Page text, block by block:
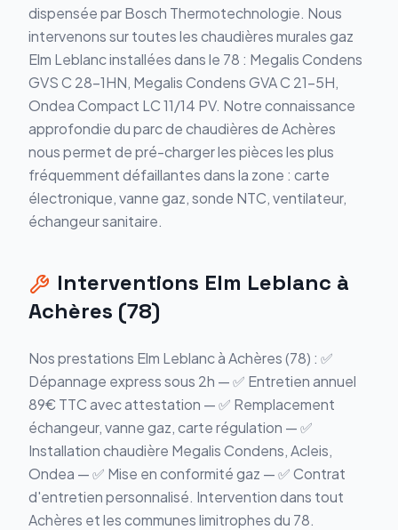
dispensée par Bosch Thermotechnologie. Nous
intervenons sur toutes les chaudières murales gaz
Elm Leblanc installées dans le 78 : Megalis Condens
GVS C 28-1HN, Megalis Condens GVA C 21-5H,
Ondea Compact LC 11/14 PV. Notre connaissance
approfondie du parc de chaudières de Achères
nous permet de pré-charger les pièces les plus
fréquemment défaillantes dans la zone : carte
électronique, vanne gaz, sonde NTC, ventilateur,
échangeur sanitaire.
Interventions Elm Leblanc à
Achères (78)
Nos prestations Elm Leblanc à Achères (78) : ✅
Dépannage express sous 2h — ✅ Entretien annuel
89€ TTC avec attestation — ✅ Remplacement
échangeur, vanne gaz, carte régulation — ✅
Installation chaudière Megalis Condens, Acleis,
Ondea — ✅ Mise en conformité gaz — ✅ Contrat
d'entretien personnalisé. Intervention dans tout
Achères et les communes limitrophes du 78.